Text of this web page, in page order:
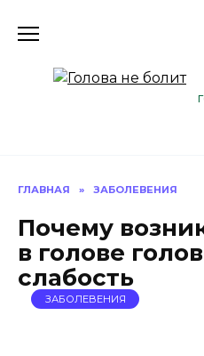
ГЛАВНАЯ » ЗАБОЛЕВЕНИЯ
Почему
в голове
слабость
ЗАБОЛЕВЕНИЯ